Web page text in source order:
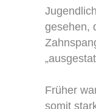
gesehen,
Früher
somit